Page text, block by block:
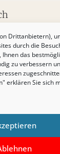
Drittanbietern),
durch die
das
zu verbessern
erklären Sie sich
ist eine
in alltäglichen
Einsicht in
die
es, das